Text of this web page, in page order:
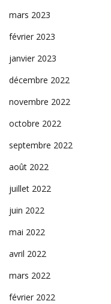
mars 2023
février 2023
janvier 2023
décembre 2022
novembre 2022
octobre 2022
septembre 2022
août 2022
juillet 2022
juin 2022
mai 2022
avril 2022
mars 2022
février 2022